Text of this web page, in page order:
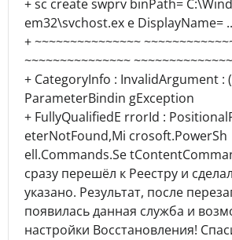
+ sc create swprv binPath=
em32\svchost.ex e DisplayName=
+ ~~~~~~~~~~~~~~~
~~~~~~~~~~~~~~~
+ CategoryInfo : InvalidArgument :
ParameterBindin gException
+ FullyQualifiedE rrorId :
eterNotFound,Mi crosoft.PowerSh
ell.Commands.Se
сразу перешёл к Реестру и
указано. Результат, после
появилась данная служба и
настройки Восстановления!